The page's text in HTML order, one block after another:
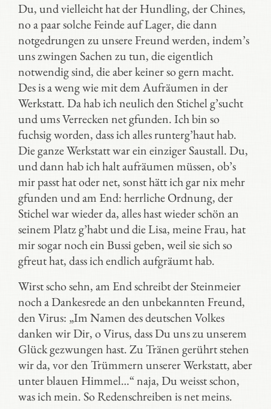
Du, und vielleicht hat der Hundling, der Chines,
no a paar solche Feinde auf Lager, die dann
notgedrungen zu unsere Freund werden, indem’s
uns zwingen Sachen zu tun, die eigentlich
notwendig sind, die aber keiner so gern macht.
Des is a weng wie mit dem Aufräumen in der
Werkstatt. Da hab ich neulich den Stichel g’sucht
und ums Verrecken net gfunden. Ich bin so
fuchsig worden, dass ich alles runterg’haut hab.
Die ganze Werkstatt war ein einziger Saustall. Du,
und dann hab ich halt aufräumen müssen, ob’s
mir passt hat oder net, sonst hätt ich gar nix mehr
gfunden und am End: herrliche Ordnung, der
Stichel war wieder da, alles hast wieder schön an
seinem Platz g’habt und die Lisa, meine Frau, hat
mir sogar noch ein Bussi geben, weil sie sich so
gfreut hat, dass ich endlich aufgräumt hab.
Wirst scho sehn, am End schreibt der Steinmeier
noch a Dankesrede an den unbekannten Freund,
den Virus: „Im Namen des deutschen Volkes
danken wir Dir, o Virus, dass Du uns zu unserem
Glück gezwungen hast. Zu Tränen gerührt stehen
wir da, vor den Trümmern unserer Werkstatt, aber
unter blauen Himmel…“ naja, Du weisst schon,
was ich mein. So Redenschreiben is net meins.